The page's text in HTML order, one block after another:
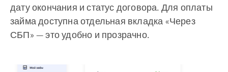
дату окончания и статус договора. Для оплаты
займа доступна отдельная вкладка «Через
СБП» — это удобно и прозрачно.